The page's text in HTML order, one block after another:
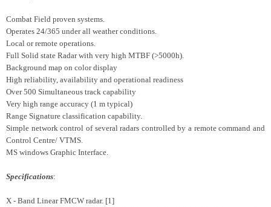
Combat Field proven systems.
Operates 24/365 under all weather conditions.
Local or remote operations.
Full Solid state Radar with very high MTBF (>5000h).
Background map on color display
High reliability, availability and operational readiness
Over 500 Simultaneous track capability
Very high range accuracy (1 m typical)
Range Signature classification capability.
Simple network control of several radars controlled by a remote command and
Control Centre/ VTMS.
MS windows Graphic Interface.
Specifications:
X - Band Linear FMCW radar. [1]